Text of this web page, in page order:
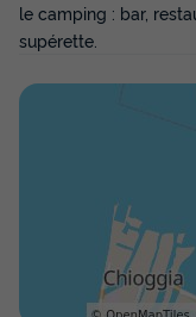
MOBILHOME 6
6 Pers. | Terrasse
Meilleur prix pour 2
le camping : bar,
supérette.